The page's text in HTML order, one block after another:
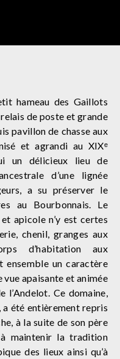
hameau des Gaillots
de poste et grande
pavillon de chasse aux
et agrandi au XIXᵉ
un délicieux lieu de
d’une lignée
a su préserver le
au Bourbonnais. Le
apicole n’y est certes
chenil, granges aux
d’habitation aux
ensemble un caractère
apaisante et animée
l’Andelot. Ce domaine,
a été entièrement repris
à la suite de son père
à maintenir la tradition
des lieux ainsi qu’à